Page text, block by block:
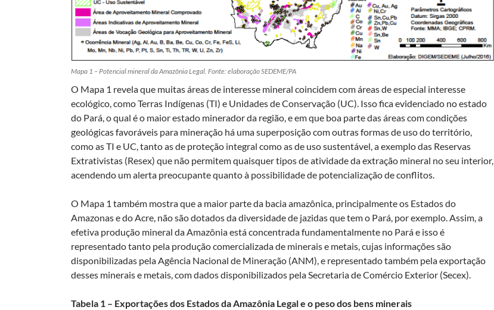
Mapa 1 – Potencial mineral da Amazônia Legal. Fonte: elaboração SEDEME/PA
O Mapa 1 revela que muitas áreas de interesse mineral coincidem com áreas de especial interesse
ecológico, como Terras Indígenas (TI) e Unidades de Conservação (UC). Isso fica evidenciado no estado
do Pará, o qual é o maior estado minerador da região, e em que boa parte das áreas com condições
geológicas favoráveis para mineração há uma superposição com outras formas de uso do território,
como as TI e UC, tanto as de proteção integral como as de uso sustentável, a exemplo das Reservas
Extrativistas (Resex) que não permitem quaisquer tipos de atividade da extração mineral no seu interior,
acendendo um alerta preocupante quanto à possibilidade de potencialização de conflitos.
O Mapa 1 também mostra que a maior parte da bacia amazônica, principalmente os Estados do
Amazonas e do Acre, não são dotados da diversidade de jazidas que tem o Pará, por exemplo. Assim, a
efetiva produção mineral da Amazônia está concentrada fundamentalmente no Pará e isso é
representado tanto pela produção comercializada de minerais e metais, cujas informações são
disponibilizadas pela Agência Nacional de Mineração (ANM), e representado também pela exportação
desses minerais e metais, com dados disponibilizados pela Secretaria de Comércio Exterior (Secex).
Tabela 1 – Exportações dos Estados da Amazônia Legal e o peso dos bens minerais